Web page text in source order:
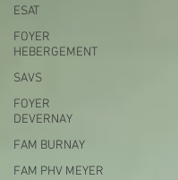
ESAT
FOYER
HEBERGEMENT
SAVS
FOYER
DEVERNAY
FAM BURNAY
FAM PHV MEYER